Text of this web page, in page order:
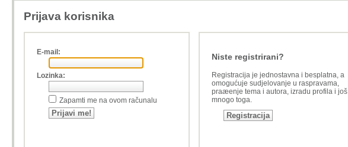
Prijava korisnika
E-mail:
Lozinka:
Zapamti me na ovom računalu
Niste registrirani?
Registracija je jednostavna i besplatna, a
omogućuje sudjelovanje u raspravama,
praæenje tema i autora, izradu profila i još
mnogo toga.